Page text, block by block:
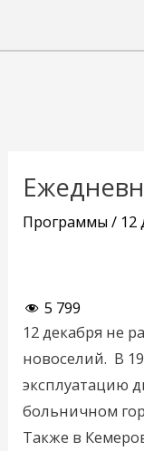
Программы/ 12
5 799
12 декабря не
новоселий. В
эксплуатацию
больничном
Также в
записям